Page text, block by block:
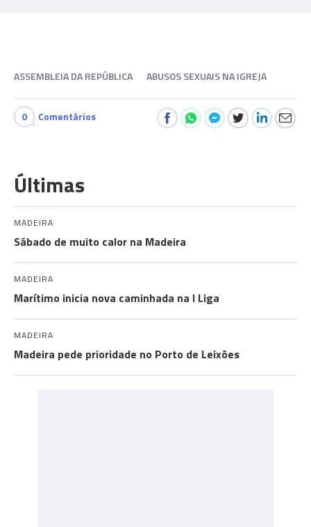
ASSEMBLEIA DA REPÚBLICA ABUSOS SEXUAIS NA IGREJA
0 Comentários
Últimas
MADEIRA
Sábado de muito calor na Madeira
MADEIRA
Marítimo inicia nova caminhada na I Liga
MADEIRA
Madeira pede prioridade no Porto de Leixões